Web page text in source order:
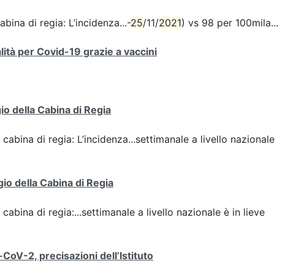
di regia: L’incidenza...-25/11/2021) vs 98 per 100mila...
per Covid-19 grazie a vaccini
della Cabina di Regia
di regia: L’incidenza...settimanale a livello nazionale
della Cabina di Regia
di regia:...settimanale a livello nazionale è in lieve
2, precisazioni dell’Istituto